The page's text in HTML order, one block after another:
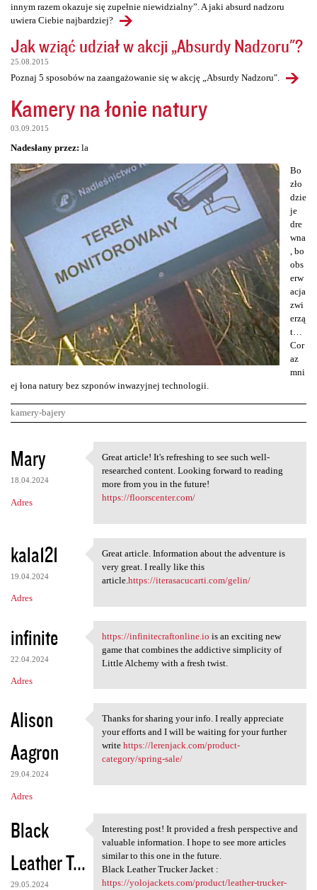
innym razem okazuje się zupełnie niewidzialny”. A jaki absurd nadzoru
uwiera Ciebie najbardziej?
Jak wziąć udział w akcji „Absurdy Nadzoru"?
25.08.2015
Poznaj 5 sposobów na zaangażowanie się w akcję „Absurdy Nadzoru".
Kamery na łonie natury
03.09.2015
Nadesłany przez: la
Bo
zło
dzie
je
dre
wna
, bo
obs
erw
acja
zwi
erzą
t…
Cor
az
mni
ej łona natury bez szponów inwazyjnej technologii.
kamery-bajery
K
o
m
e
t
a
r
e
Mary
18.04.2024
Adres
Great article! It's
Great article! It's refreshing to see such well-
researched content. Looking forward to reading
more from you in the future!
https://floorscenter.com/
kala121
19.04.2024
Adres
Great article. Information
Great article. Information about the adventure is
very great. I really like this
article.https://iterasacucarti.com/gelin/
infinite
22.04.2024
Adres
https://infinitecraftonline
https://infinitecraftonline.io is an exciting new
game that combines the addictive simplicity of
Little Alchemy with a fresh twist.
Alison
Aagron
29.04.2024
Adres
Thanks for sharing your info.
Thanks for sharing your info. I really appreciate
your efforts and I will be waiting for your further
write https://lerenjack.com/product-
category/spring-sale/
Black
Leather T...
29.05.2024
Interesting post! It provided
Interesting post! It provided a fresh perspective and
valuable information. I hope to see more articles
similar to this one in the future.
Black Leather Trucker Jacket :
https://yolojackets.com/product/leather-trucker-